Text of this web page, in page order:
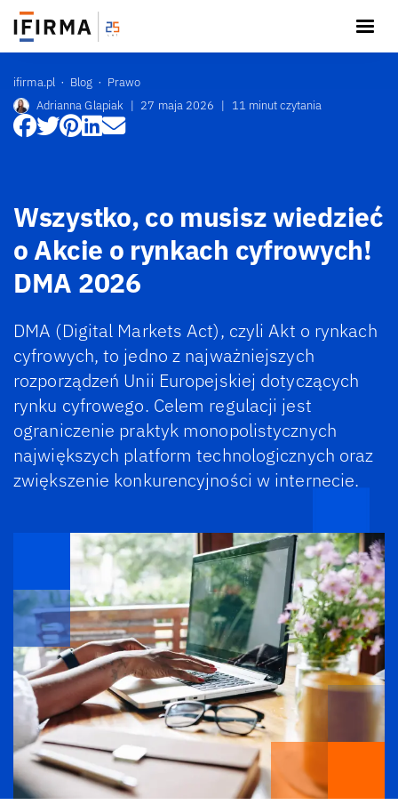
ifirma.pl Blog
Prawo
Adrianna Glapiak | 27 maja 2026 | 11 minut czytania
Wszystko, co musisz wiedzieć
o Akcie o rynkach cyfrowych!
DMA 2026
DMA (Digital Markets Act), czyli Akt o rynkach
cyfrowych, to jedno z najważniejszych
rozporządzeń Unii Europejskiej dotyczących
rynku cyfrowego. Celem regulacji jest
ograniczenie praktyk monopolistycznych
największych platform technologicznych oraz
zwiększenie konkurencyjności w internecie.